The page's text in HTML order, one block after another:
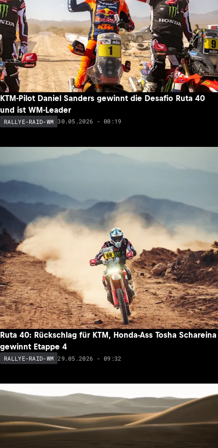
KTM-Pilot Daniel Sanders gewinnt die Desafio Ruta 40
und ist WM-Leader
RALLYE-RAID-WM 30.05.2026 - 00:19
Ruta 40: Rückschlag für KTM, Honda-Ass Tosha Schareina
gewinnt Etappe 4
RALLYE-RAID-WM 29.05.2026 - 09:32